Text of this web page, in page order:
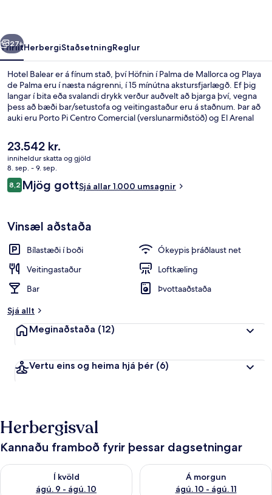
Næsta
27+
YfirlitHerbergiStaðsetningReglur
Hotel Balear er á fínum stað, því Höfnin í Palma de Mallorca og Playa
de Palma eru í næsta nágrenni, í 15 mínútna akstursfjarlægð. Ef þig
langar í bita eða svalandi drykk verður auðvelt að bjarga því, vegna
þess að bæði bar/setustofa og veitingastaður eru á staðnum. Þar að
auki eru Porto Pi Centro Comercial (verslunarmiðstöð) og El Arenal
sérstaklega sagt að hjálpsamt starfsfólk sé meðal helstu kosta
gististaðarins.
Núverandi
verð
er
23.542 kr.
23.542 kr.
inniheldur skatta og gjöld
8. sep. - 9. sep.
Umsagnir
8,28,2 af 10
Mjög gottSjá allar 1.000 umsagnir
Vinsæl aðstaða
Bílastæði í boði
Ókeypis þráðlaust net
Veitingastaður
Loftkæling
Bar
Þvottaaðstaða
Sjá allt
Meginaðstaða (12)
Vertu eins og heima hjá þér (6)
Herbergisval
Kannaðu framboð fyrir þessar dagsetningar
Í kvöld
ágú. 9 - ágú. 10
Athuga framboð í kvöld ágú. 9 - ágú. 10
Á morgun
ágú. 10 - ágú. 11
Athuga framboð á morgun